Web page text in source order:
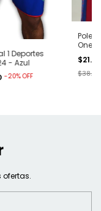
1 Deportes
- Azul
-20%OFF $38.94
ofertas.